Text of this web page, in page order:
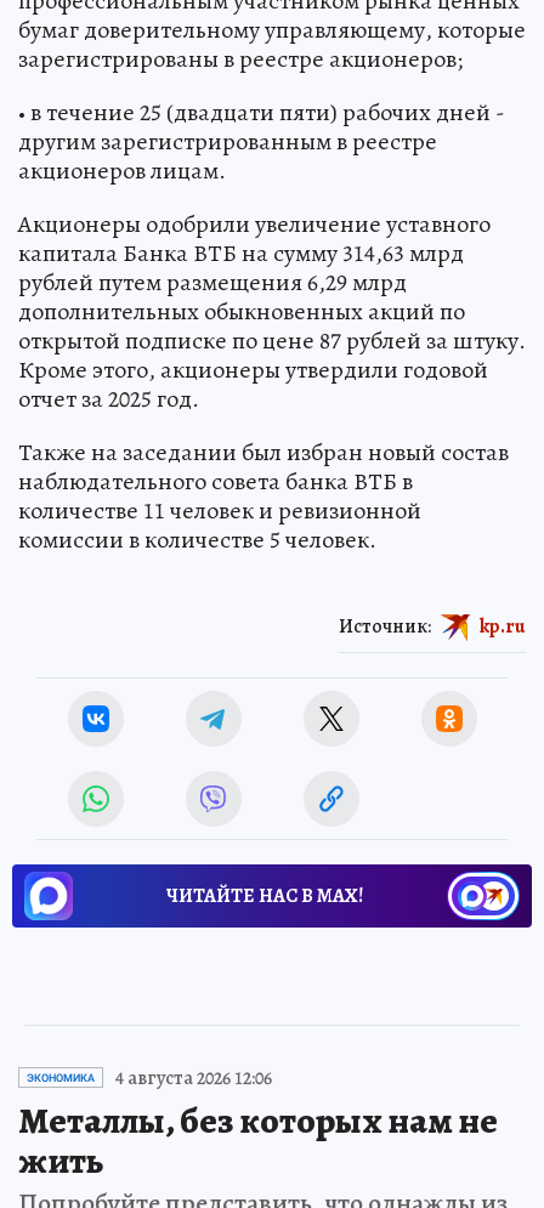
бумаг доверительному управляющему, которые
зарегистрированы в реестре акционеров;
• в течение 25 (двадцати пяти) рабочих дней -
другим зарегистрированным в реестре
акционеров лицам.
Акционеры одобрили увеличение уставного
капитала Банка ВТБ на сумму 314,63 млрд
рублей путем размещения 6,29 млрд
дополнительных обыкновенных акций по
открытой подписке по цене 87 рублей за штуку.
Кроме этого, акционеры утвердили годовой
отчет за 2025 год.
Также на заседании был избран новый состав
наблюдательного совета банка ВТБ в
количестве 11 человек и ревизионной
комиссии в количестве 5 человек.
Источник: kp.ru
ЧИТАЙТЕ НАС В МАХ!
ЭКОНОМИКА 4 августа 2026 12:06
Металлы, без которых нам не
жить